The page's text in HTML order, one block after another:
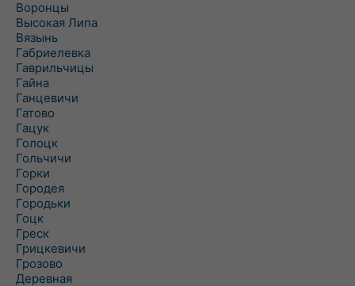
Воронцы
Высокая Липа
Вязынь
Габриелевка
Гаврильчицы
Гайна
Ганцевичи
Гатово
Гацук
Голоцк
Гольчичи
Горки
Городея
Городьки
Гоцк
Греск
Грицкевичи
Грозово
Деревная